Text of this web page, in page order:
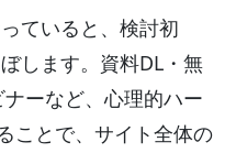
ていると、検討初
します。資料DL・無
ーなど、心理的ハー
ことで、サイト全体の